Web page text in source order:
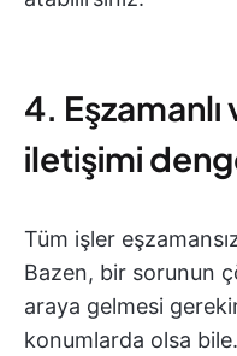
4. Eşzamanlı
iletişimi
Tüm işler
Bazen, bir sorunun
araya gelmesi
konumlarda olsa